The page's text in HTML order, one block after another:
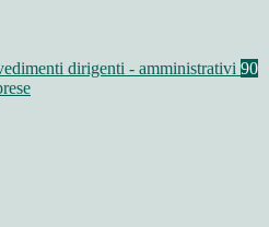
dirigenti - amministrativi 90